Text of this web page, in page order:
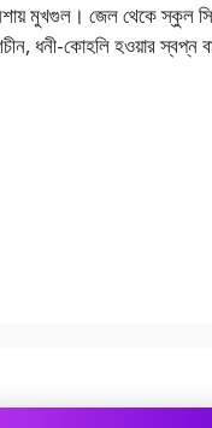
নেশায় মুখগুল। জেল থেকে স্কুল
ধনী-কোহলি হওয়ার স্বপ্ন